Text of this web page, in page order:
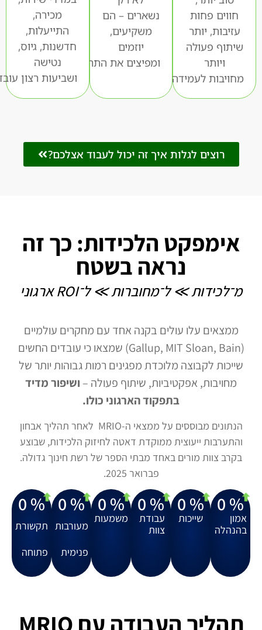
חווים פחות
עזיבות, יותר
שיתוף פעולה
ויותר
מחויבות לעמידה ביעדים
נשארים – הם
משקיעים,
יוזמים
ומפיצים את התרבות החוצה
מכירה,
התייעלות,
חדשנות, גיוס,
נטישה
ושביעות רצון
רוצים לגלות איך זה יכול לעבוד אצלכם?
אימפקט הלכידות: כך זה
נראה בשטח
מ־לכידות ≫ ל־מחוברות ≫ ל־ROI ארגוני
אמון
בהנהלה
%
0
שייכות
%
0
עבודת
צוות
%
0
משמעות
%
0
מעורבות
פנימית
%
0
תקשורת
פתוחה
%
0
ממצאים עלו עולים בקנה אחד עם מחקרים עולמיים
(Gallup, MIT Sloan, Bain) שמצאו כי עובדים החשים
שייכות לקבוצה מלוכדת מפגינים רמות גבוהות יותר של
מחויבות, אפקטיביות, שיתוף פעולה – ושיפור מדיד
בתפקוד הארגוני כולו.
הנתונים מבוססים על ממצאי ה-MRIO לאחר תהליך אבחון
והתערבות ייעוצית ממוקדת דאטה לחיזוק הלכידות, שבוצע
בקרב צוות מורים באחד מבתי הספר של רשת חינוך גדולה.
פברואר 2025.
תהליך העבודה עם MRIO